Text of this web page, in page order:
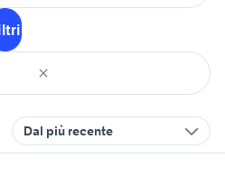
Dal più recente